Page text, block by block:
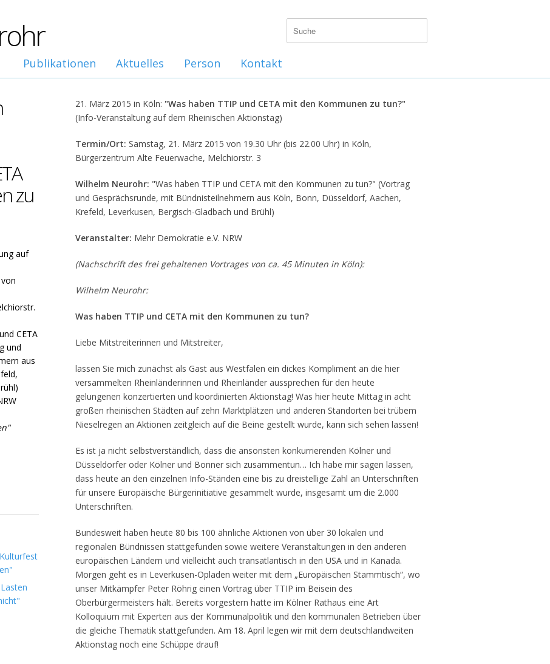
Publikationen Aktuelles Person Kontakt
zu
auf
CETA
und
aus
21. März 2015 in Köln: "Was haben TTIP und CETA mit den Kommunen zu tun?"
(Info-Veranstaltung auf dem Rheinischen Aktionstag)
Termin/Ort: Samstag, 21. März 2015 von 19.30 Uhr (bis 22.00 Uhr) in Köln,
Bürgerzentrum Alte Feuerwache, Melchiorstr. 3
Wilhelm Neurohr: "Was haben TTIP und CETA mit den Kommunen zu tun?" (Vortrag
und Gesprächsrunde, mit Bündnisteilnehmern aus Köln, Bonn, Düsseldorf, Aachen,
Krefeld, Leverkusen, Bergisch-Gladbach und Brühl)
Veranstalter: Mehr Demokratie e.V. NRW
(Nachschrift des frei gehaltenen Vortrages von ca. 45 Minuten in Köln):
Wilhelm Neurohr:
Was haben TTIP und CETA mit den Kommunen zu tun?
Liebe Mitstreiterinnen und Mitstreiter,
lassen Sie mich zunächst als Gast aus Westfalen ein dickes Kompliment an die hier
versam­melten Rheinländerinnen und Rheinländer aussprechen für den heute
gelungenen kon­zer­tier­ten und koordinierten Aktionstag! Was hier heute Mittag in acht
großen rheinischen Städten auf zehn Marktplätzen und anderen Standorten bei trübem
Nieselregen an Aktionen zeitgleich auf die Beine gestellt wurde, kann sich sehen lassen!
Es ist ja nicht selbstverständlich, dass die ansonsten konkurrierenden Kölner und
Düsseldorfer oder Kölner und Bonner sich zusammentun… Ich habe mir sagen lassen,
dass heute an den einzelnen Info-Ständen eine bis zu dreistellige Zahl an Unterschriften
für unsere Europäische Bürgerinitiative gesammelt wurde, insgesamt um die 2.000
Unterschriften.
Bundesweit haben heute 80 bis 100 ähnliche Aktionen von über 30 lokalen und
regionalen Bündnissen stattgefunden sowie weitere Veranstaltungen in den anderen
europäischen Ländern und vielleicht auch transatlantisch in den USA und in Kanada.
Morgen geht es in Leverkusen-Opladen weiter mit dem „Europäischen Stammtisch“, wo
unser Mitkämpfer Peter Röhrig einen Vortrag über TTIP im Beisein des
Oberbürgermeisters hält. Bereits vorgestern hatte im Kölner Rathaus eine Art
Kolloquium mit Experten aus der Kommunalpolitik und den kommunalen Betrieben über
die gleiche Thematik stattgefunden. Am 18. April legen wir mit dem deutschlandweiten
Aktionstag noch eine Schüppe drauf!